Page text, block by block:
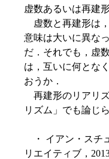
虚数あるいは再建
虚数と再建形は
意味は大いに異な
だ．それでも，虚
は，互いに何とな
おうか．
再建形のリアリ
リズム」でも論じ
・ イアン・スチ
リエイティブ，